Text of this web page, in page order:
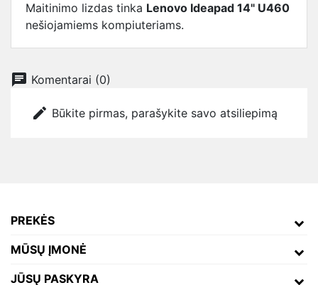
Maitinimo lizdas tinka Lenovo Ideapad 14" U460
nešiojamiems kompiuteriams.
chat Komentarai (0)
edit Būkite pirmas, parašykite savo atsiliepimą
PREKĖS
MŪSŲ ĮMONĖ
JŪSŲ PASKYRA